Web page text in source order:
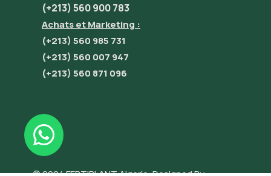
(+213) 560 900 783
Achats et Marketing :
(+213) 560 985 731
(+213) 560 007 947
(+213) 560 871 096